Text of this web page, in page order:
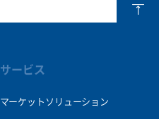
サービス
マーケットソリューション